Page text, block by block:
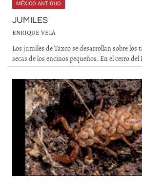
MÉXICO ANTIGUO
JUMILES
ENRIQUE VELA
Los jumiles de Taxco se desarrollan sobre los
secas de los encinos pequeños. En el cerro